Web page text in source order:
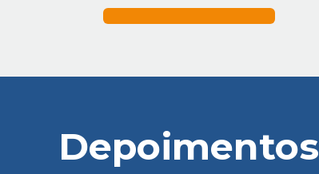
Depoimentos